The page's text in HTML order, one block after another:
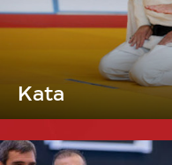
Kata